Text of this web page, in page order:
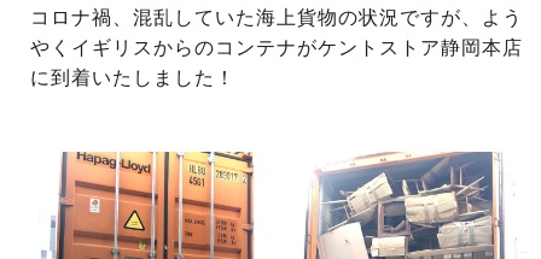
コロナ禍、混乱していた海上貨物の状況ですが、よう
やくイギリスからのコンテナがケントストア静岡本店
に到着いたしました！